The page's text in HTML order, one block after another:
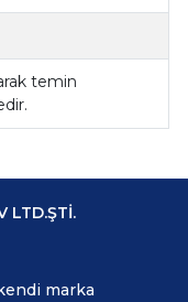
temin
LTD.ŞTİ.
marka